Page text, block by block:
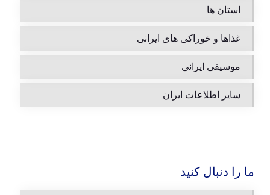
استان ها
غذاها و خوراکی های ایرانی
موسیقی ایرانی
سایر اطلاعات ایران
ما را دنبال کنید